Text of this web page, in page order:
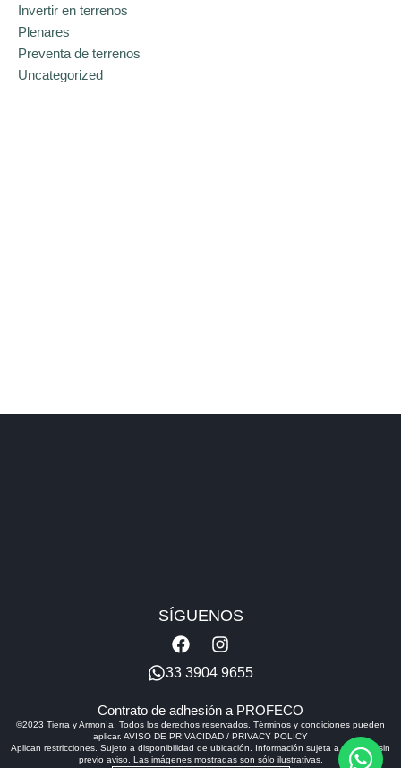
Invertir en terrenos
Plenares
Preventa de terrenos
Uncategorized
SÍGUENOS
F
a
c
b
o
o
k
I
n
s
a
g
r
a
33 3904 9655
Contrato de adhesión a PROFECO
©2023 Tierra y Armonía. Todos los derechos reservados. Términos y condiciones pueden
aplicar. AVISO DE PRIVACIDAD / PRIVACY POLICY
Aplican restricciones. Sujeto a disponibilidad de ubicación. Información sujeta a cambios sin
previo aviso. Las imágenes mostradas son sólo ilustrativas.